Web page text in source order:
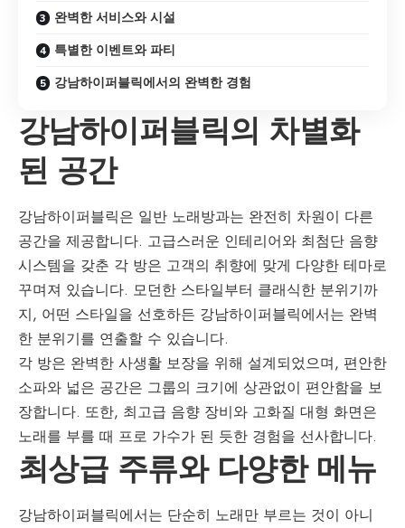
완벽한 서비스와 시설
특별한 이벤트와 파티
강남하이퍼블릭에서의 완벽한 경험
강남하이퍼블릭의 차별화
된 공간
강남하이퍼블릭은 일반 노래방과는 완전히 차원이 다른
공간을 제공합니다. 고급스러운 인테리어와 최첨단 음향
시스템을 갖춘 각 방은 고객의 취향에 맞게 다양한 테마로
꾸며져 있습니다. 모던한 스타일부터 클래식한 분위기까
지, 어떤 스타일을 선호하든 강남하이퍼블릭에서는 완벽
한 분위기를 연출할 수 있습니다.
각 방은 완벽한 사생활 보장을 위해 설계되었으며, 편안한
소파와 넓은 공간은 그룹의 크기에 상관없이 편안함을 보
장합니다. 또한, 최고급 음향 장비와 고화질 대형 화면은
노래를 부를 때 프로 가수가 된 듯한 경험을 선사합니다.
최상급 주류와 다양한 메뉴
강남하이퍼블릭에서는 단순히 노래만 부르는 것이 아니